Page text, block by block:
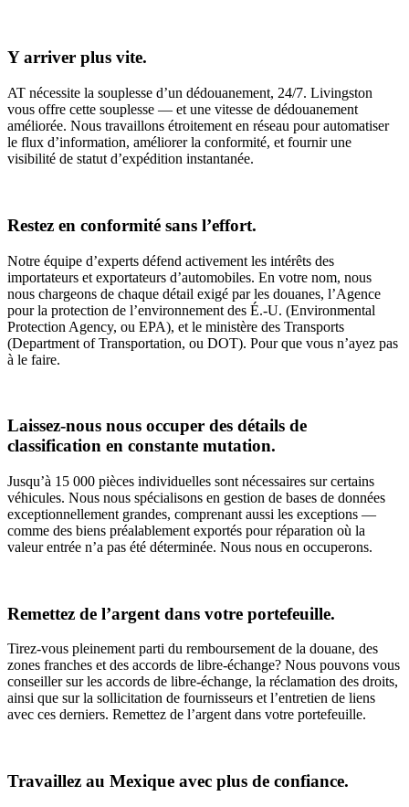
Y arriver plus vite.
AT nécessite la souplesse d’un dédouanement, 24/7. Livingston
vous offre cette souplesse — et une vitesse de dédouanement
améliorée. Nous travaillons étroitement en réseau pour automatiser
le flux d’information, améliorer la conformité, et fournir une
visibilité de statut d’expédition instantanée.
Restez en conformité sans l’effort.
Notre équipe d’experts défend activement les intérêts des
importateurs et exportateurs d’automobiles. En votre nom, nous
nous chargeons de chaque détail exigé par les douanes, l’Agence
pour la protection de l’environnement des É.-U. (Environmental
Protection Agency, ou EPA), et le ministère des Transports
(Department of Transportation, ou DOT). Pour que vous n’ayez pas
à le faire.
Laissez-nous nous occuper des détails de
classification en constante mutation.
Jusqu’à 15 000 pièces individuelles sont nécessaires sur certains
véhicules. Nous nous spécialisons en gestion de bases de données
exceptionnellement grandes, comprenant aussi les exceptions —
comme des biens préalablement exportés pour réparation où la
valeur entrée n’a pas été déterminée. Nous nous en occuperons.
Remettez de l’argent dans votre portefeuille.
Tirez-vous pleinement parti du remboursement de la douane, des
zones franches et des accords de libre-échange? Nous pouvons vous
conseiller sur les accords de libre-échange, la réclamation des droits,
ainsi que sur la sollicitation de fournisseurs et l’entretien de liens
avec ces derniers. Remettez de l’argent dans votre portefeuille.
Travaillez au Mexique avec plus de confiance.